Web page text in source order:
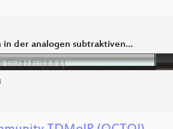
in der analogen subtraktiven…